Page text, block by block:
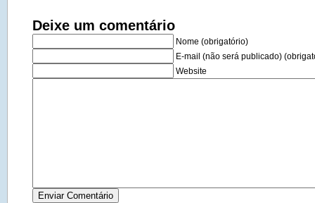
Deixe um comentário
Nome (obrigatório)
E-mail (não será publicado)
Website